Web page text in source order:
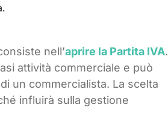
nell’aprire la Partita IVA.
attività commerciale e può
un commercialista. La scelta
influirà sulla gestione